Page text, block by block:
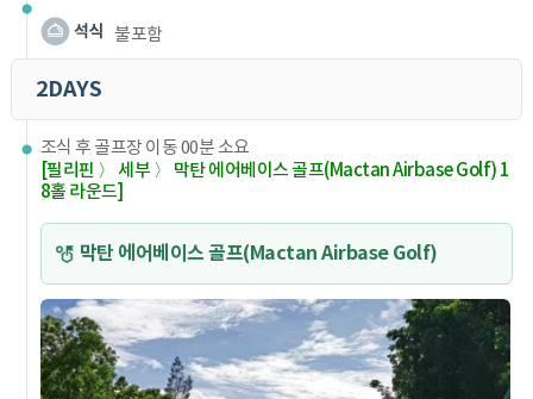
불포함
2DAYS
조식 후 골프장 이동 00분 소요
[필리핀 〉 세부 〉 막탄 에어베이스 골프(Mactan Airbase Golf) 1
8홀 라운드]
막탄 에어베이스 골프(Mactan Airbase Golf)